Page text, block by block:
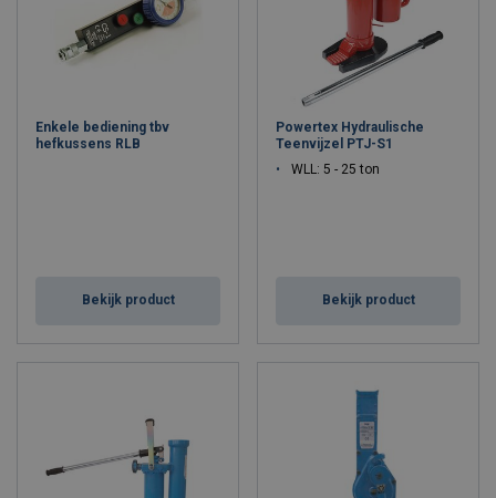
Enkele bediening tbv
hefkussens RLB
Bekijk product
Powertex Hydraulische
Teenvijzel PTJ-S1
WLL: 5 - 25 ton
Bekijk product